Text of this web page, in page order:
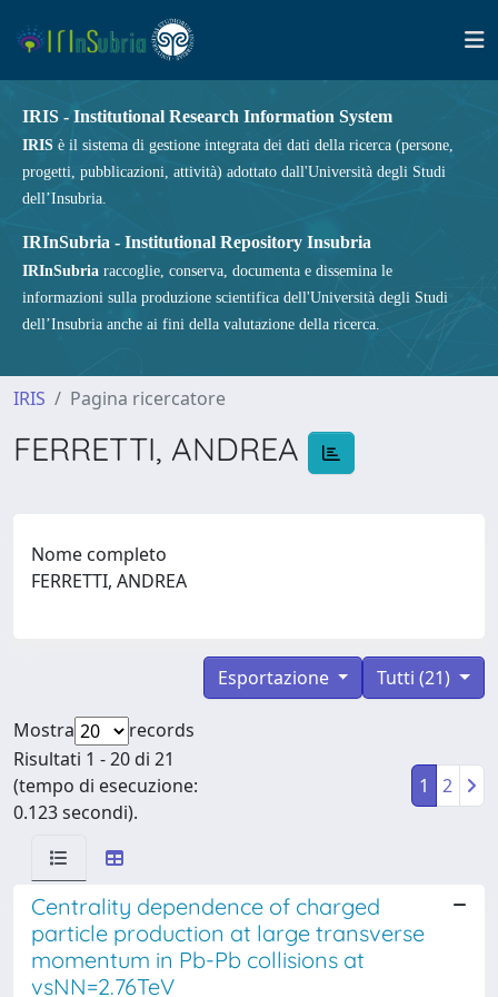
IRIS - Institutional Research Information System
IRIS è il sistema di gestione integrata dei dati della ricerca (persone,
progetti, pubblicazioni, attività) adottato dall'Università degli Studi
dell’Insubria.
IRInSubria - Institutional Repository Insubria
IRInSubria raccoglie, conserva, documenta e dissemina le
informazioni sulla produzione scientifica dell'Università degli Studi
dell’Insubria anche ai fini della valutazione della ricerca.
IRIS Pagina ricercatore
FERRETTI, ANDREA
Nome completo
FERRETTI, ANDREA
Tutti (21)
Esportazione
Mostra
records
Risultati 1 - 20 di 21
(tempo di esecuzione:
0.123 secondi).
1 2
Centrality dependence of charged
particle production at large transverse
momentum in Pb-Pb collisions at
vsNN=2.76TeV